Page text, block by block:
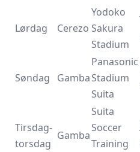
Lørdag Cerezo
Yodoko
Sakura
Stadium
Søndag Gamba
Panasonic
Stadium
Suita
Tirsdag-
torsdag
Gamba
Suita
Soccer
Training